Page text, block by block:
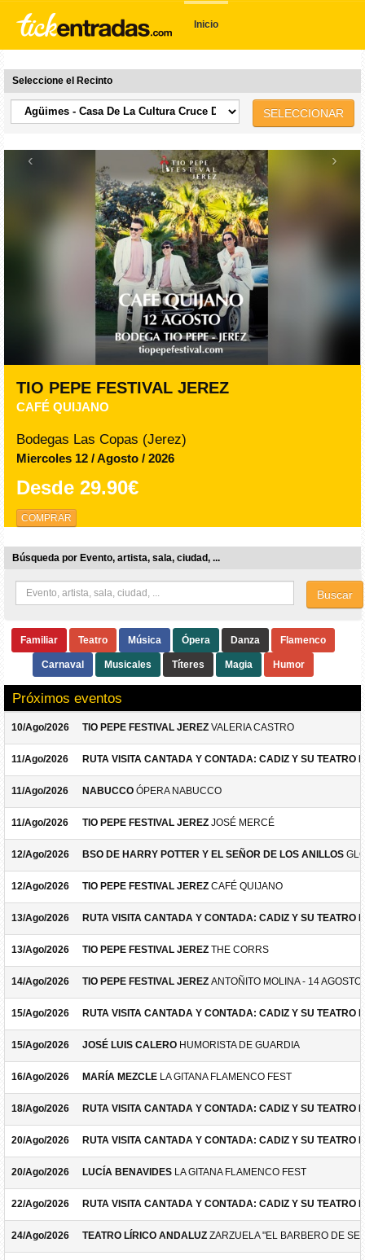
Inicio
Seleccione el Recinto
SELECCIONAR
‹ ›
TIO PEPE FESTIVAL JEREZ
CAFÉ QUIJANO
Bodegas Las Copas (Jerez)
Miercoles 12 / Agosto / 2026
Desde 29.90€
COMPRAR
Búsqueda por Evento, artista, sala, ciudad, ...
Buscar
Familiar Teatro Música Ópera Danza Flamenco
Carnaval Musicales Títeres Magia Humor
Próximos eventos
10/Ago/2026 TIO PEPE FESTIVAL JEREZ VALERIA CASTRO
11/Ago/2026 RUTA VISITA CANTADA Y CONTADA: CADIZ Y SU TEATRO
11/Ago/2026 NABUCCO ÓPERA NABUCCO
11/Ago/2026 TIO PEPE FESTIVAL JEREZ JOSÉ MERCÉ
12/Ago/2026 BSO DE HARRY POTTER Y EL SEÑOR DE LOS ANILLOS
12/Ago/2026 TIO PEPE FESTIVAL JEREZ CAFÉ QUIJANO
13/Ago/2026 RUTA VISITA CANTADA Y CONTADA: CADIZ Y SU TEATRO
13/Ago/2026 TIO PEPE FESTIVAL JEREZ THE CORRS
14/Ago/2026 TIO PEPE FESTIVAL JEREZ ANTOÑITO MOLINA - 14 AGOSTO
15/Ago/2026 RUTA VISITA CANTADA Y CONTADA: CADIZ Y SU TEATRO
15/Ago/2026 JOSÉ LUIS CALERO HUMORISTA DE GUARDIA
16/Ago/2026 MARÍA MEZCLE LA GITANA FLAMENCO FEST
18/Ago/2026 RUTA VISITA CANTADA Y CONTADA: CADIZ Y SU TEATRO
20/Ago/2026 RUTA VISITA CANTADA Y CONTADA: CADIZ Y SU TEATRO
20/Ago/2026 LUCÍA BENAVIDES LA GITANA FLAMENCO FEST
22/Ago/2026 RUTA VISITA CANTADA Y CONTADA: CADIZ Y SU TEATRO
24/Ago/2026 TEATRO LÍRICO ANDALUZ ZARZUELA "EL BARBERO DE